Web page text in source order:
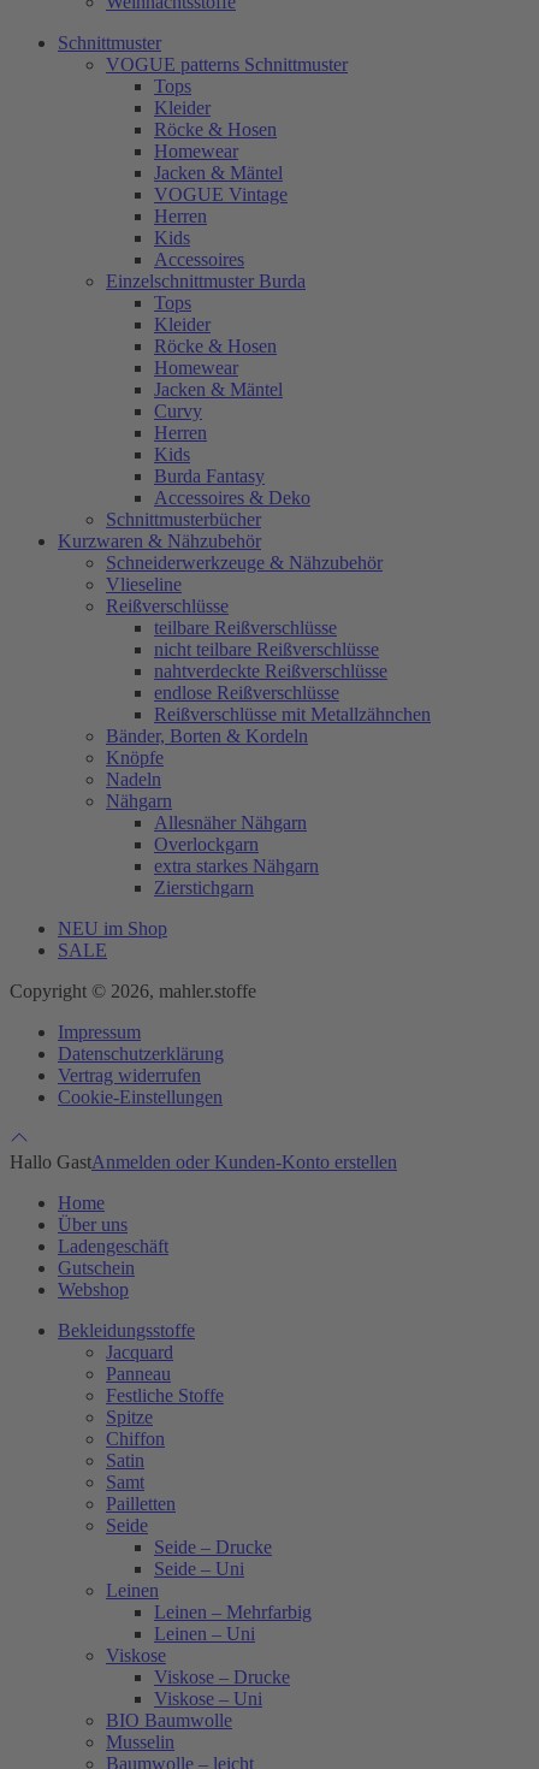
Schnittmuster
VOGUE patterns Schnittmuster
Tops
Kleider
Röcke & Hosen
Homewear
Jacken & Mäntel
VOGUE Vintage
Herren
Kids
Accessoires
Einzelschnittmuster Burda
Tops
Kleider
Röcke & Hosen
Homewear
Jacken & Mäntel
Curvy
Herren
Kids
Burda Fantasy
Accessoires & Deko
Schnittmusterbücher
Kurzwaren & Nähzubehör
Schneiderwerkzeuge & Nähzubehör
Vlieseline
Reißverschlüsse
teilbare Reißverschlüsse
nicht teilbare Reißverschlüsse
nahtverdeckte Reißverschlüsse
endlose Reißverschlüsse
Reißverschlüsse mit Metallzähnchen
Bänder, Borten & Kordeln
Knöpfe
Nadeln
Nähgarn
Allesnäher Nähgarn
Overlockgarn
extra starkes Nähgarn
Zierstichgarn
NEU im Shop
SALE
Copyright © 2026, mahler.stoffe
Impressum
Datenschutzerklärung
Vertrag widerrufen
Cookie-Einstellungen
Hallo GastAnmelden oder Kunden-Konto erstellen
Home
Über uns
Ladengeschäft
Gutschein
Webshop
Bekleidungsstoffe
Jacquard
Panneau
Festliche Stoffe
Spitze
Chiffon
Satin
Samt
Pailletten
Seide
Seide – Drucke
Seide – Uni
Leinen
Leinen – Mehrfarbig
Leinen – Uni
Viskose
Viskose – Drucke
Viskose – Uni
BIO Baumwolle
Musselin
Baumwolle – leicht